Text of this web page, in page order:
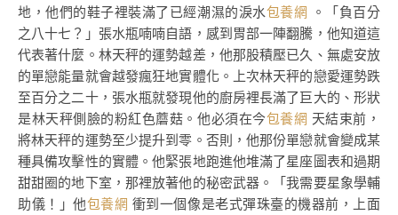
地，他們的鞋子裡裝滿了已經潮濕的淚水包養網 。「負百分
之八十七？」張水瓶喃喃自語，感到胃部一陣翻騰，他知道這
代表著什麼。林天秤的運勢越差，他那股積壓已久、無處安放
的單戀能量就會越發瘋狂地實體化。上次林天秤的戀愛運勢跌
至百分之二十，張水瓶就發現他的廚房裡長滿了巨大的、形狀
是林天秤側臉的粉紅色蘑菇。他必須在今包養網 天結束前，
將林天秤的運勢至少提升到零。否則，他那份單戀就會變成某
種具備攻擊性的實體。他緊張地跑進他堆滿了星座圖表和過期
甜甜圈的地下室，那裡放著他的秘密武器。「我需要星象學輔
助儀！」他包養網 衝到一個像是老式彈珠臺的機器前，上面